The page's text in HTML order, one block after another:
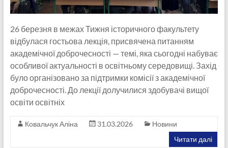
26 березня в межах Тижня історичного факультету
відбулася гостьова лекція, присвячена питанням
академічної доброчесності — темі, яка сьогодні набуває
особливої актуальності в освітньому середовищі. Захід
було організовано за підтримки комісії з академічної
доброчесності. До лекції долучилися здобувачі вищої
освіти освітніх
Ковальчук Аліна 31.03.2026
Новини
Читати далі